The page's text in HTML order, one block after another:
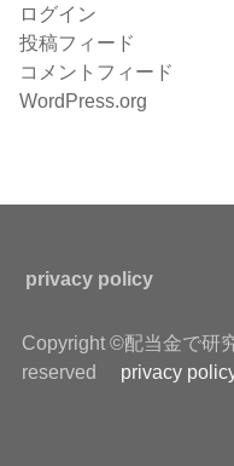
ログイン
投稿フィード
コメントフィード
WordPress.org
privacy policy
Copyright ©配当金で研
reserved privacy